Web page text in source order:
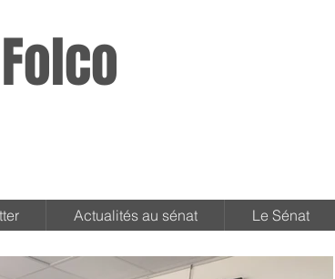
Actualités au sénat Le Sénat